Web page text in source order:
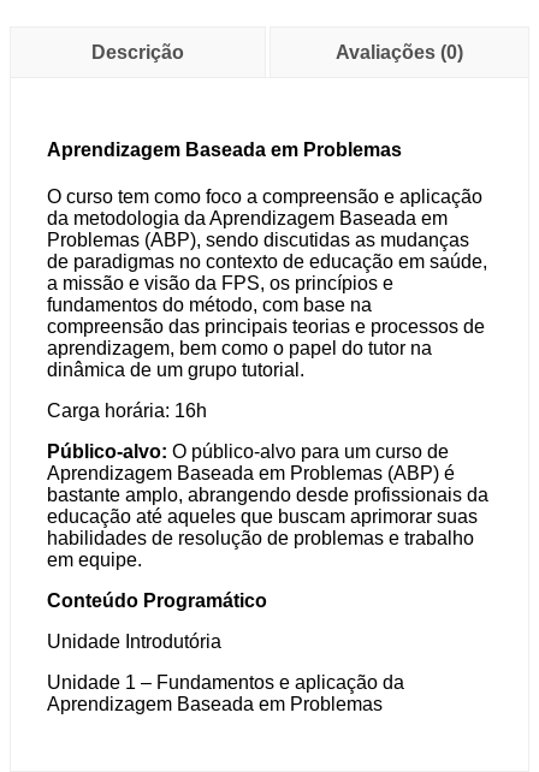
Descrição Avaliações (0)
Aprendizagem Baseada em Problemas
O curso tem como foco a compreensão e aplicação
da metodologia da Aprendizagem Baseada em
Problemas (ABP), sendo discutidas as mudanças
de paradigmas no contexto de educação em saúde,
a missão e visão da FPS, os princípios e
fundamentos do método, com base na
compreensão das principais teorias e processos de
aprendizagem, bem como o papel do tutor na
dinâmica de um grupo tutorial.
Carga horária: 16h
Público-alvo: O público-alvo para um curso de
Aprendizagem Baseada em Problemas (ABP) é
bastante amplo, abrangendo desde profissionais da
educação até aqueles que buscam aprimorar suas
habilidades de resolução de problemas e trabalho
em equipe.
Conteúdo Programático
Unidade Introdutória
Unidade 1 – Fundamentos e aplicação da
Aprendizagem Baseada em Problemas